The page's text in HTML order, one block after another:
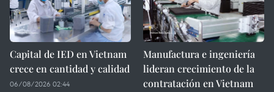
Capital de IED en Vietnam
crece en cantidad y calidad
06/08/2026 02:44
Manufactura e ingeniería
lideran crecimiento de la
contratación en Vietnam